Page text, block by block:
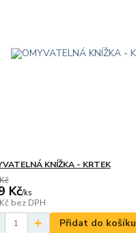
KNÍŽKA - KRTEK
Kč/ks
bez DPH
Přidat do košíku